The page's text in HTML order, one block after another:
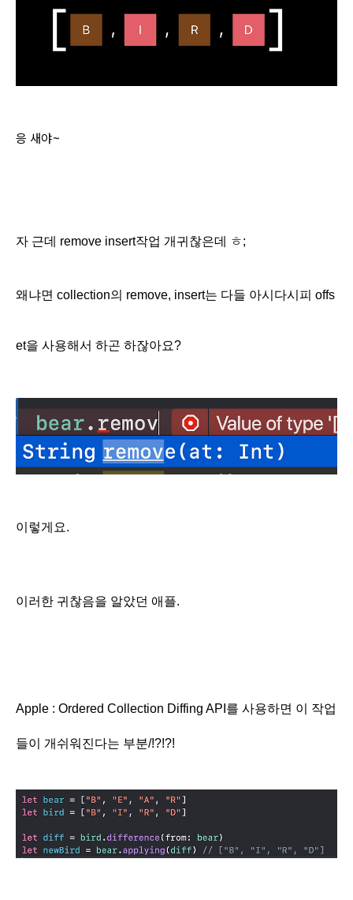
응 새야~
자 근데 remove insert작업 개귀찮은데 ㅎ;
왜냐면 collection의 remove, insert는 다들 아시다시피 offs
et을 사용해서 하곤 하잖아요?
이렇게요.
이러한 귀찮음을 알았던 애플.
Apple : Ordered Collection Diffing API를 사용하면 이 작업
들이 개쉬워진다는 부분/!?!?!